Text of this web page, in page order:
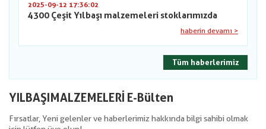
2025-09-12 17:36:02
4300 Çeşit Yılbaşı malzemeleri stoklarımızda
haberin devamı >
Tüm haberlerimiz
YILBAŞIMALZEMELERİ E-Bülten
Fırsatlar, Yeni gelenler ve haberlerimiz hakkında bilgi sahibi olmak